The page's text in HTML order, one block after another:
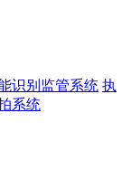
识别监管系统 执
系统